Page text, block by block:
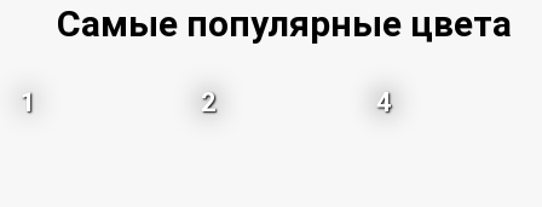
Самые популярные цвета
1 2 4